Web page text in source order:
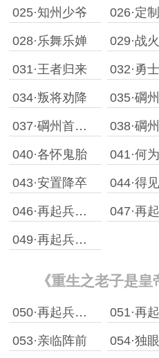
025·知州少爷 026·定
028·乐舞乐婵 029·战
031·王者归来 032·勇
034·叛将劝降
037·碙州首战［三］
040·各怀鬼胎 041·何
043·安置降卒 044·得
046·再起兵锋(一）
049·再起兵锋［四］
《重生之老子是
050·再起兵锋［五］
053·亲临阵前 054·独